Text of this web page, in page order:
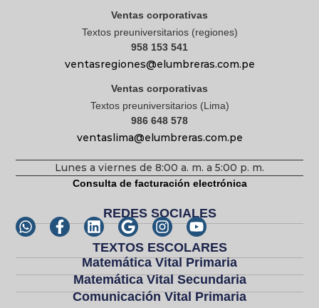
Ventas corporativas
Textos preuniversitarios (regiones)
958 153 541
ventasregiones@elumbreras.com.pe
Ventas corporativas
Textos preuniversitarios (Lima)
986 648 578
ventaslima@elumbreras.com.pe
Lunes a viernes de 8:00 a. m. a 5:00 p. m.
Consulta de facturación electrónica
REDES SOCIALES
TEXTOS ESCOLARES
Matemática Vital Primaria
Matemática Vital Secundaria
Comunicación Vital Primaria